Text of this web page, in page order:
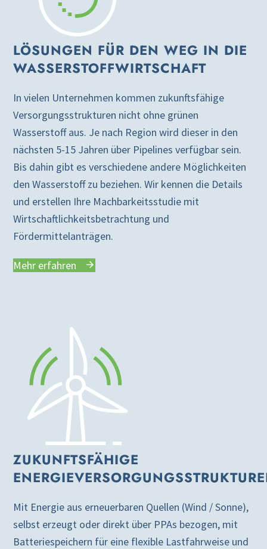
LÖSUNGEN FÜR DEN WEG IN DIE
WASSERSTOFFWIRTSCHAFT
In vielen Unternehmen kommen zukunftsfähige
Versorgungsstrukturen nicht ohne grünen
Wasserstoff aus. Je nach Region wird dieser in den
nächsten 5-15 Jahren über Pipelines verfügbar sein.
Bis dahin gibt es verschiedene andere Möglichkeiten
den Wasserstoff zu beziehen. Wir kennen die Details
und erstellen Ihre Machbarkeitsstudie mit
Wirtschaftlichkeitsbetrachtung und
Fördermittelanträgen.
Mehr erfahren
ZUKUNFTSFÄHIGE
Mit Energie aus erneuerbaren Quellen (Wind / Sonne),
selbst erzeugt oder direkt über PPAs bezogen, mit
Batteriespeichern für eine flexible Lastfahrweise und